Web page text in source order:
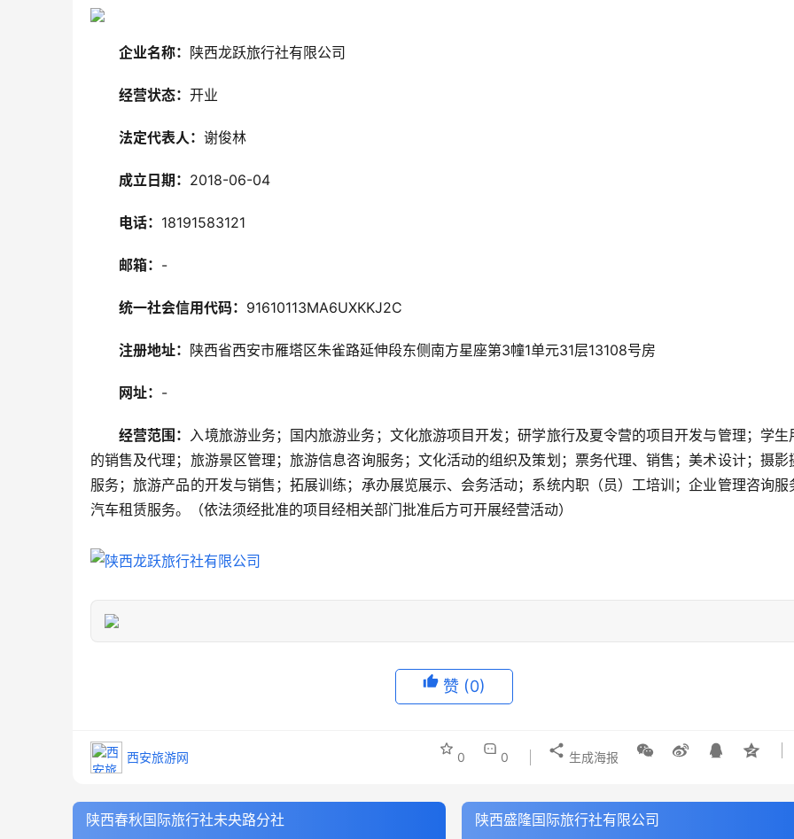
企业名称： 陕西龙跃旅行社有限公司
经营状态： 开业
法定代表人： 谢俊林
成立日期： 2018-06-04
电话： 18191583121
邮箱： -
统一社会信用代码： 91610113MA6UXKKJ2C
注册地址： 陕西省西安市雁塔区朱雀路延伸段东侧南方星座第3幢1单元31层13108号房
网址： -
经营范围： 入境旅游业务；国内旅游业务；文化旅游项目开发；研学旅行及夏令营的项目开发与管理；学生
的销售及代理；旅游景区管理；旅游信息咨询服务；文化活动的组织及策划；票务代理、销售；美术设计；摄影
服务；旅游产品的开发与销售；拓展训练；承办展览展示、会务活动；系统内职（员）工培训；企业管理咨询服
汽车租赁服务。（依法须经批准的项目经相关部门批准后方可开展经营活动）
赞 (0)
西安旅游网 0 0 生成海报
陕西春秋国际旅行社未央路分社 陕西盛隆国际旅行社有限公司